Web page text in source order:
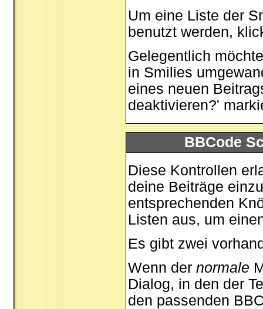
Um eine Liste der
benutzt werden,
Gelegentlich
in Smilies
eines neuen
deaktivieren?'
BBCode
Diese Kontrollen
deine Beiträge
entsprechenden
Listen aus, um
Es gibt zwei
Wenn der normale
Dialog, in den der
den passenden